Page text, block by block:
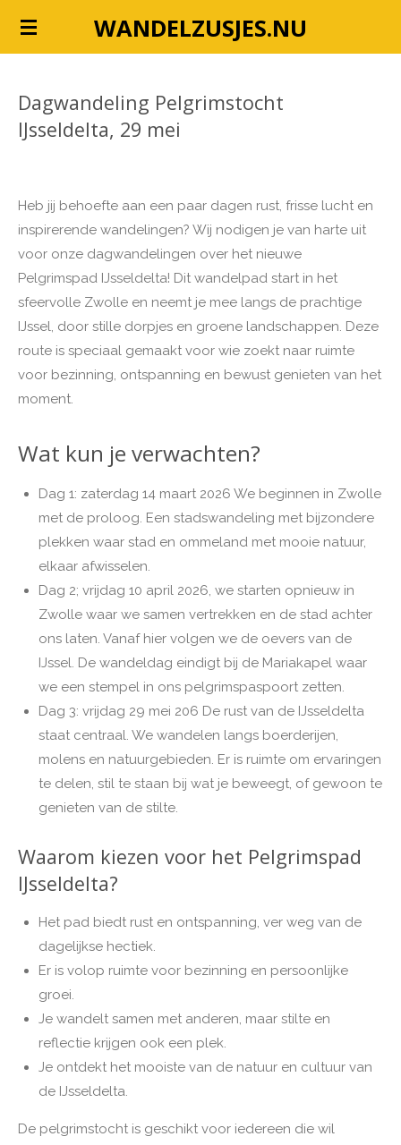
Ga
de
hoofdinhoud
WANDELZUSJES.NU
Dagwandeling Pelgrimstocht
IJsseldelta, 29 mei
Heb jij behoefte aan een paar dagen rust, frisse lucht en
inspirerende wandelingen? Wij nodigen je van harte uit
voor onze dagwandelingen over het nieuwe
Pelgrimspad IJsseldelta! Dit wandelpad start in het
sfeervolle Zwolle en neemt je mee langs de prachtige
IJssel, door stille dorpjes en groene landschappen. Deze
route is speciaal gemaakt voor wie zoekt naar ruimte
voor bezinning, ontspanning en bewust genieten van het
moment.
Wat kun je verwachten?
Dag 1: zaterdag 14 maart 2026 We beginnen in Zwolle
met de proloog. Een stadswandeling met bijzondere
plekken waar stad en ommeland met mooie natuur,
elkaar afwisselen.
Dag 2; vrijdag 10 april 2026, we starten opnieuw in
Zwolle waar we samen vertrekken en de stad achter
ons laten. Vanaf hier volgen we de oevers van de
IJssel. De wandeldag eindigt bij de Mariakapel waar
we een stempel in ons pelgrimspaspoort zetten.
Dag 3: vrijdag 29 mei 206 De rust van de IJsseldelta
staat centraal. We wandelen langs boerderijen,
molens en natuurgebieden. Er is ruimte om ervaringen
te delen, stil te staan bij wat je beweegt, of gewoon te
genieten van de stilte.
Waarom kiezen voor het Pelgrimspad
IJsseldelta?
Het pad biedt rust en ontspanning, ver weg van de
dagelijkse hectiek.
Er is volop ruimte voor bezinning en persoonlijke
groei.
Je wandelt samen met anderen, maar stilte en
reflectie krijgen ook een plek.
Je ontdekt het mooiste van de natuur en cultuur van
de IJsseldelta.
De pelgrimstocht is geschikt voor iedereen die wil